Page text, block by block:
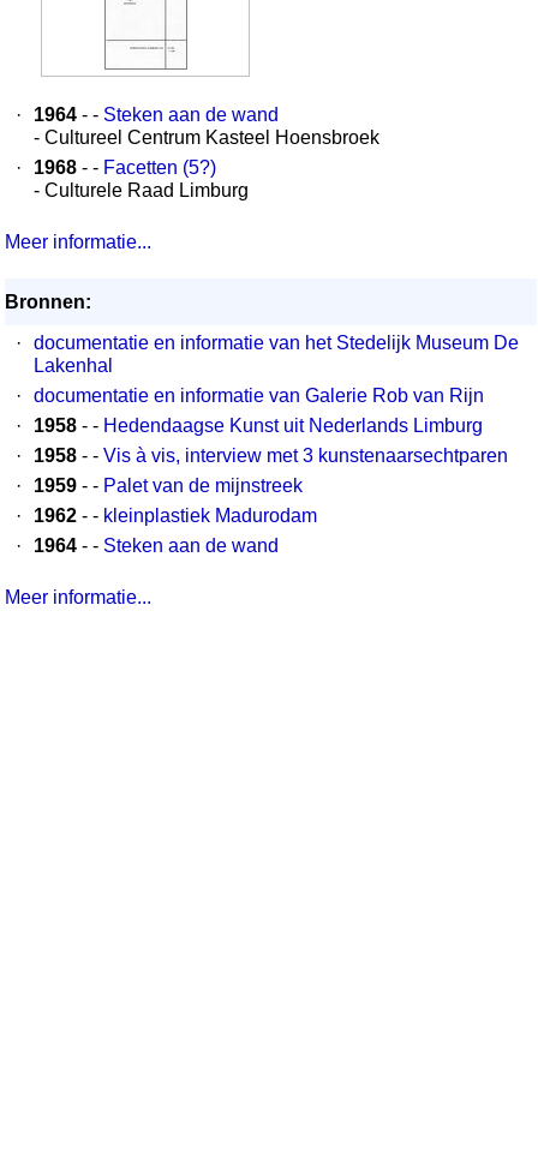
· 1964 - - Steken aan de wand
- Cultureel Centrum Kasteel Hoensbroek
·
1968 - - Facetten (5?)
- Culturele Raad Limburg
Meer informatie...
Bronnen:
·
documentatie en informatie van het Stedelijk Museum De
Lakenhal
·
documentatie en informatie van Galerie Rob van Rijn
·
1958 - - Hedendaagse Kunst uit Nederlands Limburg
·
1958 - - Vis à vis, interview met 3 kunstenaarsechtparen
·
1959 - - Palet van de mijnstreek
·
1962 - - kleinplastiek Madurodam
·
1964 - - Steken aan de wand
Meer informatie...